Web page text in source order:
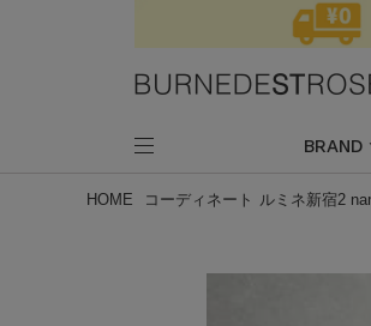
BRAND
HOME コーディネート ルミネ新宿2